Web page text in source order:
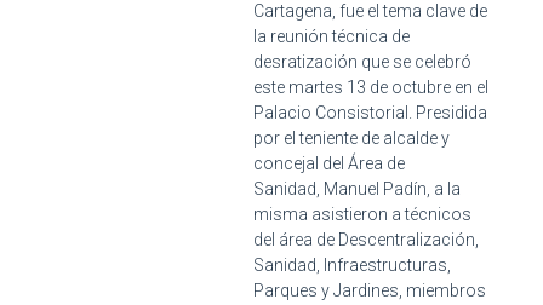
Cartagena, fue el tema clave de
la reunión técnica de
desratización que se celebró
este martes 13 de octubre en el
Palacio Consistorial. Presidida
por el teniente de alcalde y
concejal del Área de
Sanidad, Manuel Padín, a la
misma asistieron a técnicos
del área de Descentralización,
Sanidad, Infraestructuras,
Parques y Jardines, miembros